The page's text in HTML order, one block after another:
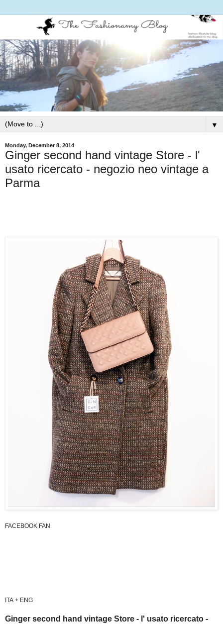
▼
Monday, December 8, 2014
Ginger second hand vintage Store - l'
usato ricercato - negozio neo vintage a
Parma
FACEBOOK FAN
ITA + ENG
Ginger second hand vintage Store - l' usato ricercato -